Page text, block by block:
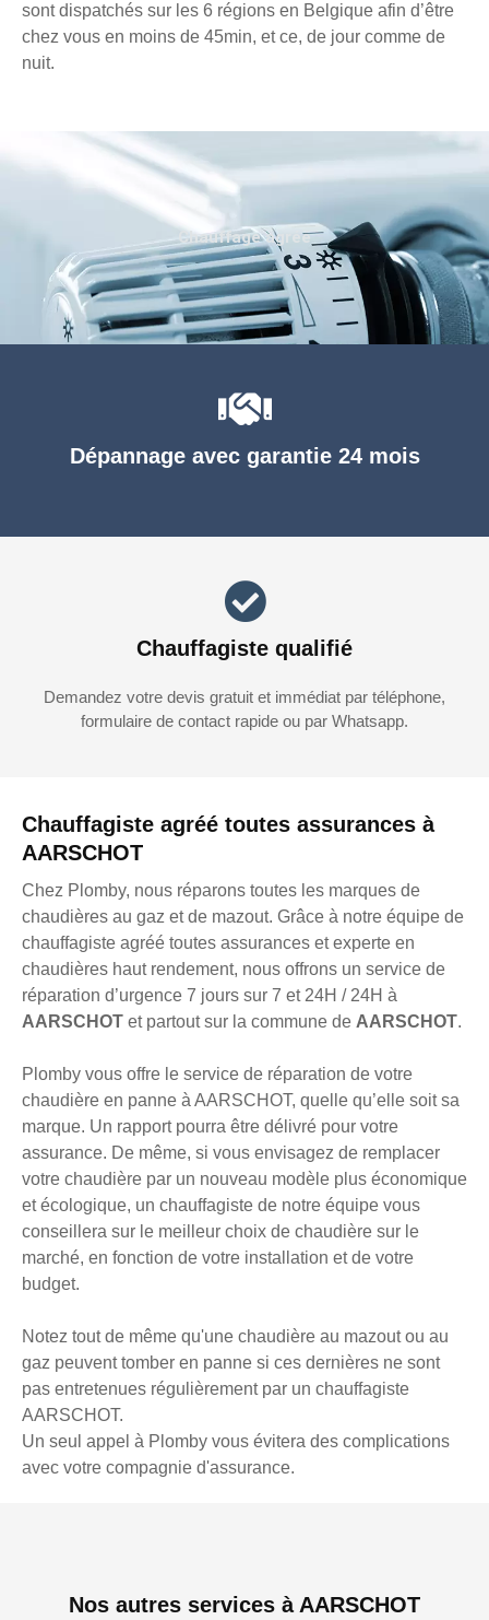
sont dispatchés sur les 6 régions en Belgique afin d’être
chez vous en moins de 45min, et ce, de jour comme de
nuit.
Chauffagiste agréé toutes assurances à
AARSCHOT
Chez Plomby, nous réparons toutes les marques de
chaudières au gaz et de mazout. Grâce à notre équipe de
chauffagiste agréé toutes assurances et experte en
chaudières haut rendement, nous offrons un service de
réparation d’urgence 7 jours sur 7 et 24H / 24H à
AARSCHOT et partout sur la commune de AARSCHOT.
Plomby vous offre le service de réparation de votre
chaudière en panne à AARSCHOT, quelle qu’elle soit sa
marque. Un rapport pourra être délivré pour votre
assurance. De même, si vous envisagez de remplacer
votre chaudière par un nouveau modèle plus économique
et écologique, un chauffagiste de notre équipe vous
conseillera sur le meilleur choix de chaudière sur le
marché, en fonction de votre installation et de votre
budget.
Notez tout de même qu'une chaudière au mazout ou au
gaz peuvent tomber en panne si ces dernières ne sont
pas entretenues régulièrement par un chauffagiste
AARSCHOT.
Un seul appel à Plomby vous évitera des complications
avec votre compagnie d'assurance.
Dépannage avec garantie 24 mois
Chauffagiste qualifié
Demandez votre devis gratuit et immédiat par téléphone,
formulaire de contact rapide ou par Whatsapp.
Chauffage agréé
Nos autres services à AARSCHOT